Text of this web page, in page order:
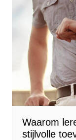
Waarom
stijlvolle